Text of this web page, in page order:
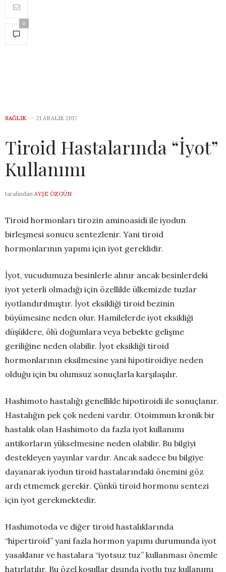
0
SAĞLIK 21 ARALIK 2017
Tiroid Hastalarında “İyot”
Kullanımı
tarafından AYŞE ÖZGÜN
Tiroid hormonları tirozin aminoasidi ile iyodun
birleşmesi sonucu sentezlenir. Yani tiroid
hormonlarının yapımı için iyot gereklidir.
İyot, vucudumuza besinlerle alınır ancak besinlerdeki
iyot yeterli olmadığı için özellikle ülkemizde tuzlar
iyotlandırılmıştır. İyot eksikliği tiroid bezinin
büyümesine neden olur. Hamilelerde iyot eksikliği
düşüklere, ölü doğumlara veya bebekte gelişme
geriliğine neden olabilir. İyot eksikliği tiroid
hormonlarının eksilmesine yani hipotiroidiye neden
olduğu için bu olumsuz sonuçlarla karşılaşılır.
Hashimoto hastalığı genellikle hipotiroidi ile sonuçlanır.
Hastalığın pek çok nedeni vardır. Otoimmun kronik bir
hastalık olan Hashimoto da fazla iyot kullanımı
antikorların yükselmesine neden olabilir. Bu bilgiyi
destekleyen yayınlar vardır. Ancak sadece bu bilgiye
dayanarak iyodun tiroid hastalarındaki önemini göz
ardı etmemek gerekir. Çünkü tiroid hormonu sentezi
için iyot gerekmektedir.
Hashimotoda ve diğer tiroid hastalıklarında
“hipertiroid” yani fazla hormon yapımı durumunda iyot
yasaklanır ve hastalara “iyotsuz tuz” kullanması önemle
hatırlatılır. Bu özel koşullar dışında iyotlu tuz kullanımı